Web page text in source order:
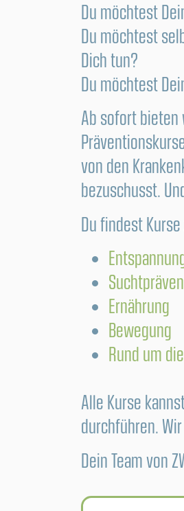
Du möchtest
Du möchtest
Dich tun?
Du möchtest
Ab sofort bieten
von den
bezuschusst.
Du findest
Ernährung
Bewegung
Rund um
Alle Kurse
durchführen.
Dein Team von